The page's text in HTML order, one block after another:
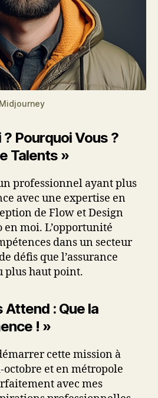
Pourquoi Vous ?
Talents »
professionnel ayant plus
avec une expertise en
de Flow et Design
en moi. L’opportunité
dans un secteur
défis que l’assurance
plus haut point.
Attend : Que la
! »
cette mission à
et en métropole
avec mes